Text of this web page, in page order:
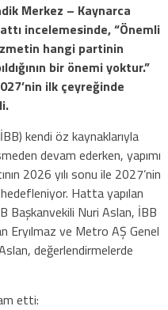
Merkez – Kaynarca
incelemesinde, “Önemli
hangi partinin
bir önemi yoktur.”
ilk çeyreğinde
kendi öz kaynaklarıyla
devam ederken, yapımı
2026 yılı sonu ile 2027’nin
hedefleniyor. Hatta yapılan
Başkanvekili Nuri Aslan, İBB
Eryılmaz ve Metro AŞ Genel
değerlendirmelerde
etti: